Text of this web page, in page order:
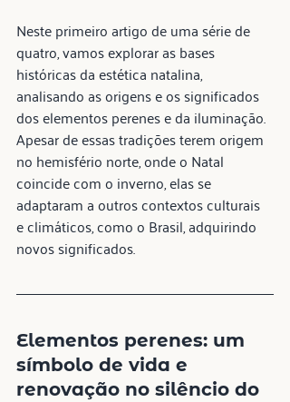
Neste primeiro artigo de uma série de
quatro, vamos explorar as bases
históricas da estética natalina,
analisando as origens e os significados
dos elementos perenes e da iluminação.
Apesar de essas tradições terem origem
no hemisfério norte, onde o Natal
coincide com o inverno, elas se
adaptaram a outros contextos culturais
e climáticos, como o Brasil, adquirindo
novos significados.
Elementos perenes: um
símbolo de vida e
renovação no silêncio do